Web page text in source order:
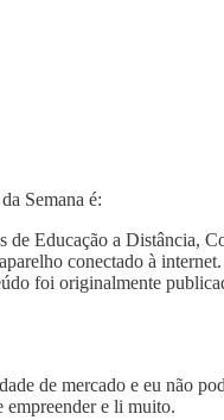
Semana é:
de Educação a Distância,
conectado à
foi originalmente
de mercado e eu não
empreender e li muito.